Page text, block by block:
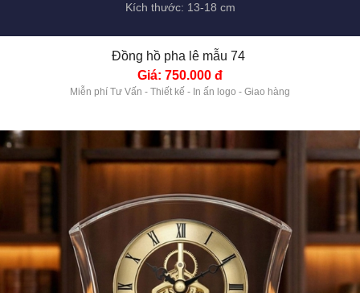
Kích thước: 13-18 cm
Đồng hồ pha lê mẫu 74
Giá: 750.000 đ
Miễn phí Tư Vấn - Thiết kế - In ấn logo - Giao hàng